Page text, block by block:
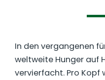
In den vergangenen
weltweite Hunger auf
vervierfacht. Pro Kopf